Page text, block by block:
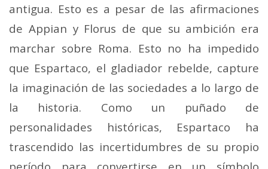
antigua. Esto es a pesar de las afirmaciones
de Appian y Florus de que su ambición era
marchar sobre Roma. Esto no ha impedido
que Espartaco, el gladiador rebelde, capture
la imaginación de las sociedades a lo largo de
la historia. Como un puñado de
personalidades históricas, Espartaco ha
trascendido las incertidumbres de su propio